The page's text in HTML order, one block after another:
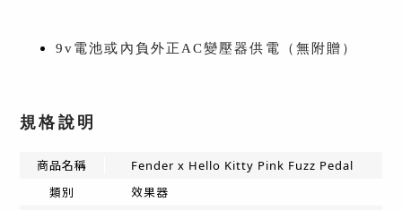
9v電池或內負外正AC變壓器供電（無附贈）
規格說明
商品名稱
Fender x Hello Kitty Pink Fuzz Pedal
類別
效果器